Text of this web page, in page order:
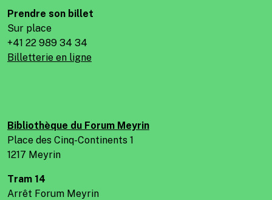
Prendre son billet
Sur place
+41 22 989 34 34
Billetterie en ligne
Bibliothèque du Forum Meyrin
Place des Cinq-Continents 1
1217 Meyrin
Tram 14
Arrêt Forum Meyrin